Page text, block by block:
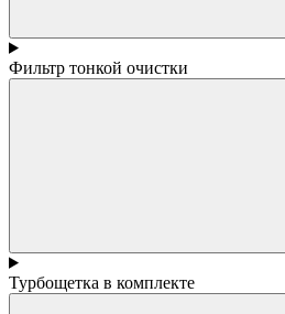
Фильтр тонкой очистки
Турбощетка в комплекте